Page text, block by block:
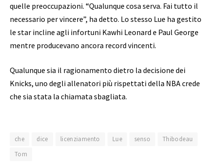
quelle preoccupazioni. “Qualunque cosa serva. Fai tutto il
necessario per vincere”, ha detto. Lo stesso Lue ha gestito
le star incline agli infortuni Kawhi Leonard e Paul George
mentre producevano ancora record vincenti.
Qualunque sia il ragionamento dietro la decisione dei
Knicks, uno degli allenatori più rispettati della NBA crede
che sia stata la chiamata sbagliata.
che dice licenziamento Lue senso
Thibodeau
Tom